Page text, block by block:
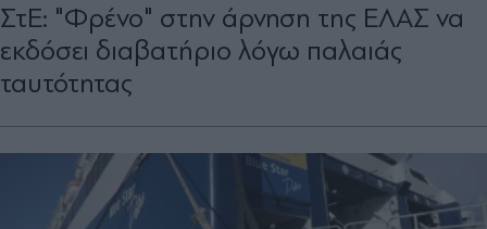
ΣτΕ: "Φρένο" στην άρνηση της ΕΛΑΣ να
εκδόσει διαβατήριο λόγω παλαιάς
ταυτότητας